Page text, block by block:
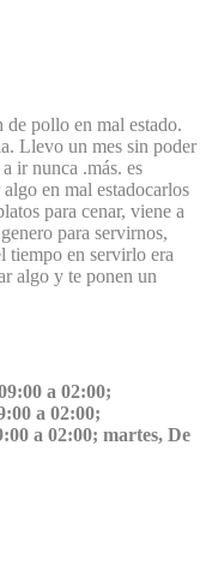
pollo en mal estado.
Llevo un mes sin poder
ir nunca .más. es
en mal estadocarlos
para cenar, viene a
para servirnos,
tiempo en servirlo era
algo y te ponen un
a 02:00;
a 02:00;
a 02:00; martes, De